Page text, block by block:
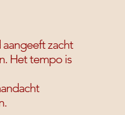
aangeeft zacht
Het tempo is